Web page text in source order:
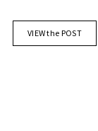
VIEW the POST